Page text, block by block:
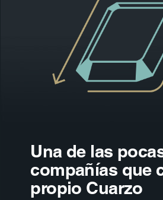
Una de las
compañías que
propio Cuarzo